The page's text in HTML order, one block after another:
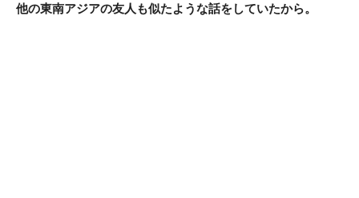
他の東南アジアの友人も似たような話をしていたから。